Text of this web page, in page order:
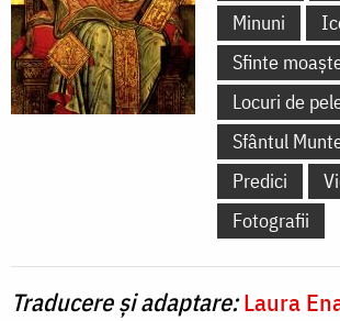
Minuni
Sfinte
Locuri de
Sfântul
Predici
Fotografii
Traducere și adaptare:Laura